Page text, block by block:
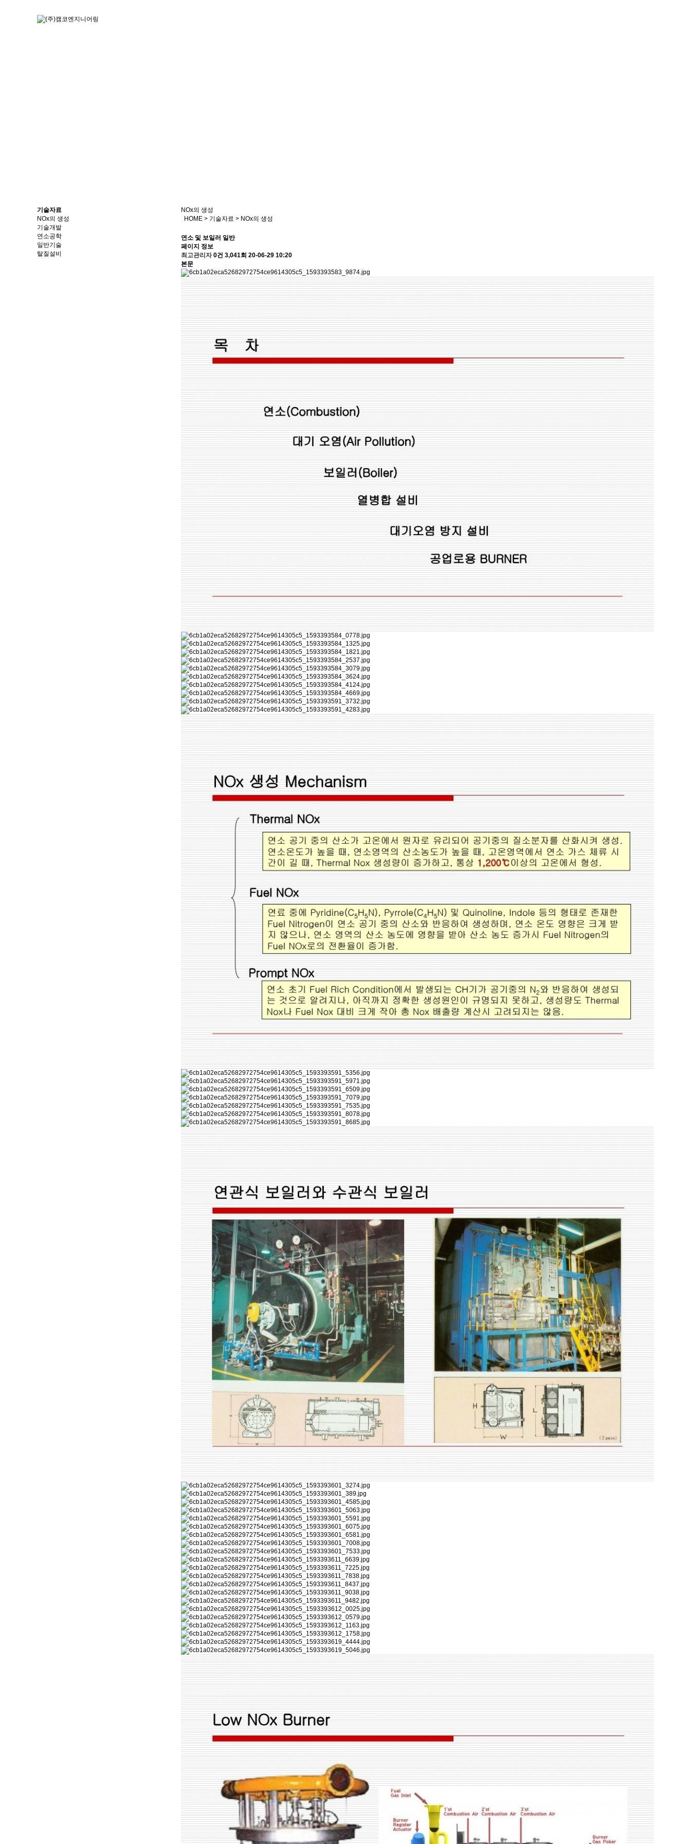
기술자료
NOx의 생성
기술개발
연소공학
일반기술
탈질설비
NOx의 생성
HOME > 기술자료 > NOx의 생성
연소 및 보일러 일반
페이지 정보
최고관리자 0건 3,041회 20-06-29 10:20
본문